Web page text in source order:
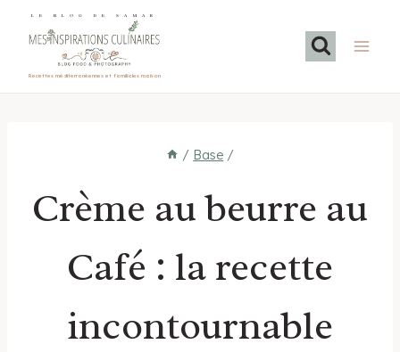
LE BLOG DE SAMAR
Recettes méditerranéennes et familiales maison
/ Base /
Crème au beurre au
Café : la recette
incontournable